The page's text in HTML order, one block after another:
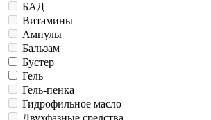
БАД
Витамины
Ампулы
Бальзам
Бустер
Гель
Гель-пенка
Гидрофильное масло
Двухфазные средства